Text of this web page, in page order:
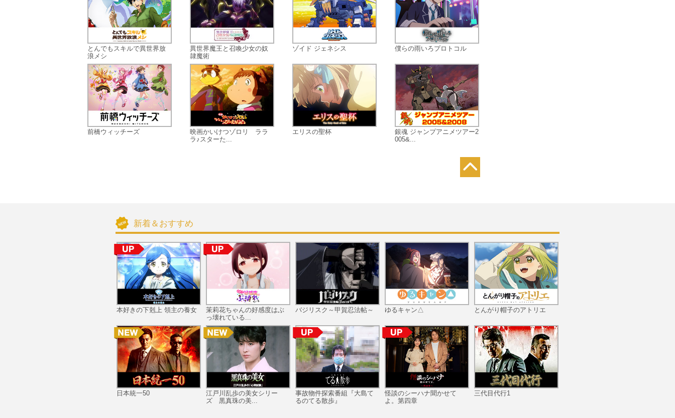
とんでもスキルで異世界放
浪メシ
前橋ウィッチーズ
異世界魔王と召喚少女の奴
隷魔術
映画かいけつゾロリ ララ
ラ♪スターた...
ゾイド ジェネシス
エリスの聖杯
僕らの雨いろプロトコル
銀魂 ジャンプアニメツアー2
005&...
新着＆おすすめ
本好きの下剋上 領主の養女
日本統一50
茉莉花ちゃんの好感度はぶ
っ壊れている...
江戸川乱歩の美女シリー
ズ 黒真珠の美...
バジリスク～甲賀忍法帖～
事故物件探索番組『大島て
るのてる散歩』
ゆるキャン△
怪談のシーハナ聞かせて
よ。第四章
とんがり帽子のアトリエ
三代目代行1